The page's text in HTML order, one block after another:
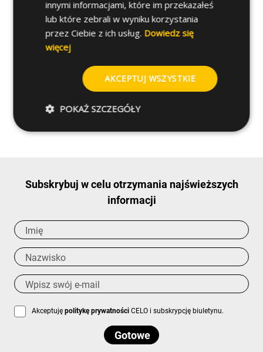
Czy masz jakieś pytania
Subskrybuj w celu otrzymania najświeższych
informacji
Akceptujępolitykę prywatności CELO i subskrypcję biuletynu.
innymi informacjami, które im przekazałeś
lub które zebrali w wyniku korzystania
przez Ciebie z ich usług. Dowiedz się
więcej
AKCEPTUJ WSZYSTKIE
POKAŻ SZCZEGÓŁY